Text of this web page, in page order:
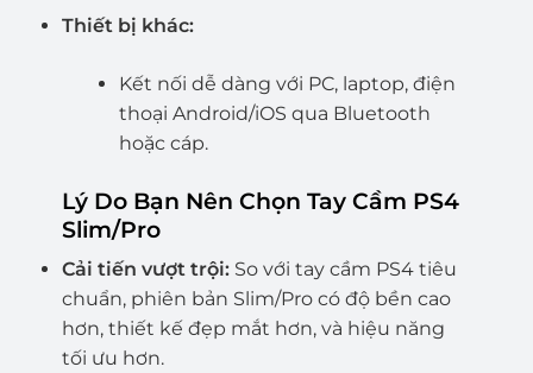
Thiết bị khác:
Kết nối dễ dàng với PC, laptop, điện
thoại Android/iOS qua Bluetooth
hoặc cáp.
Lý Do Bạn Nên Chọn Tay Cầm PS4
Slim/Pro
Cải tiến vượt trội:So với tay cầm PS4 tiêu
chuẩn, phiên bản Slim/Pro có độ bền cao
hơn, thiết kế đẹp mắt hơn, và hiệu năng
tối ưu hơn.